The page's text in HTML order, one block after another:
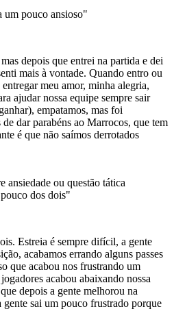
pouco ansioso"
depois que entrei na partida e dei
mais à vontade. Quando entro ou
meu amor, minha alegria,
ajudar nossa equipe sempre sair
empatamos, mas foi
dar parabéns ao Marrocos, que tem
é que não saímos derrotados
ansiedade ou questão tática
dos dois"
Estreia é sempre difícil, a gente
acabamos errando alguns passes
que acabou nos frustrando um
acabou abaixando nossa
depois a gente melhorou na
sai um pouco frustrado porque